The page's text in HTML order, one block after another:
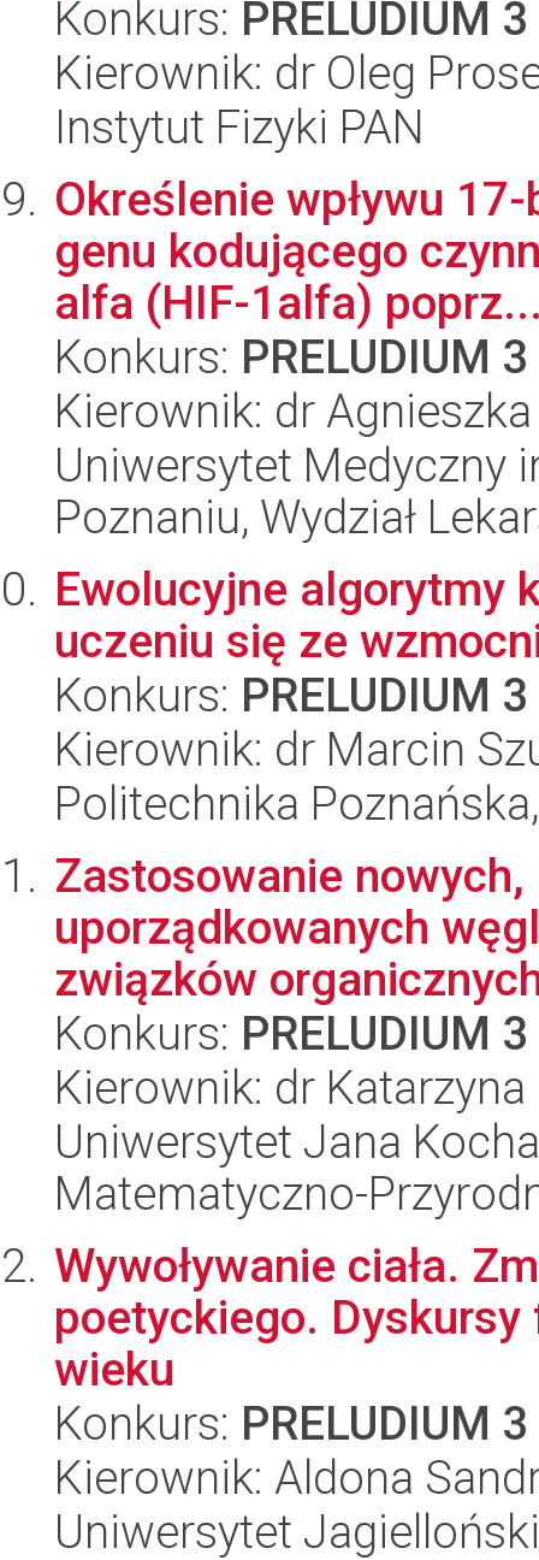
Konkurs: PRELUDIUM 3
Kierownik: dr Oleg
Instytut Fizyki PAN
Określenie wpływu
genu kodującego
alfa (HIF-1alfa)
Konkurs: PRELUDIUM 3
Kierownik: dr
Uniwersytet Medyczny
Poznaniu, Wydział
Ewolucyjne algorytmy
uczeniu się ze
Konkurs: PRELUDIUM 3
Kierownik: dr Marcin
Politechnika
Zastosowanie
uporządkowanych
związków
Konkurs: PRELUDIUM 3
Kierownik: dr
Uniwersytet Jana
Matematyczno-
Wywoływanie ciała.
poetyckiego.
wieku
Konkurs: PRELUDIUM 3
Kierownik: Aldona
Uniwersytet